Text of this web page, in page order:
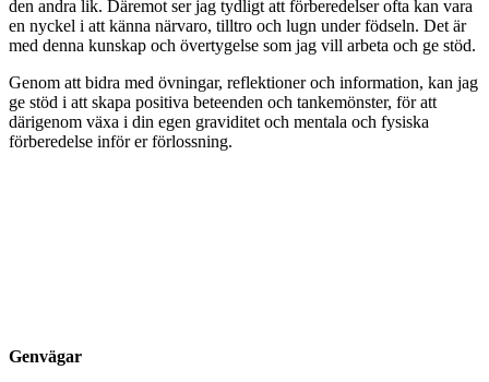
den andra lik. Däremot ser jag tydligt att förberedelser ofta kan vara
en nyckel i att känna närvaro, tilltro och lugn under födseln. Det är
med denna kunskap och övertygelse som jag vill arbeta och ge stöd.
Genom att bidra med övningar, reflektioner och information, kan jag
ge stöd i att skapa positiva beteenden och tankemönster, för att
därigenom växa i din egen graviditet och mentala och fysiska
förberedelse inför er förlossning.
Genvägar